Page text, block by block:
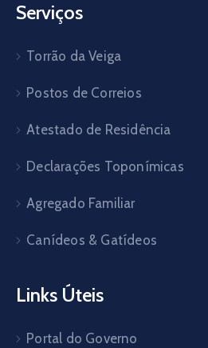
Serviços
Torrão da Veiga
Postos de Correios
Atestado de Residência
Declarações Toponímicas
Agregado Familiar
Canídeos & Gatídeos
Links Úteis
Portal do Governo